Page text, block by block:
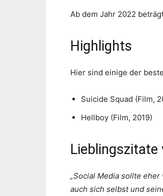
Ab dem Jahr 2022
Highlights
Hier sind einige der
Suicide Squad (Film,
Hellboy (Film, 2019)
Lieblingszitate
„Social Media sollte
auch sich selbst und